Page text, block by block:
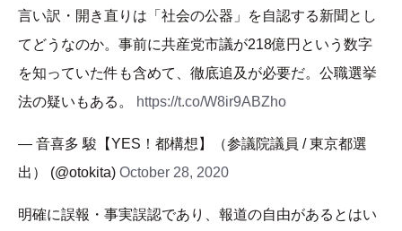
言い訳・開き直りは「社会の公器」を自認する新聞とし
てどうなのか。事前に共産党市議が218億円という数字
を知っていた件も含めて、徹底追及が必要だ。公職選挙
法の疑いもある。
https://t.co/W8ir9ABZho
— 音喜多 駿【YES！都構想】（参議院議員 / 東京都選
出） (@otokita) October 28, 2020
明確に誤報・事実誤認であり、報道の自由があるとはい